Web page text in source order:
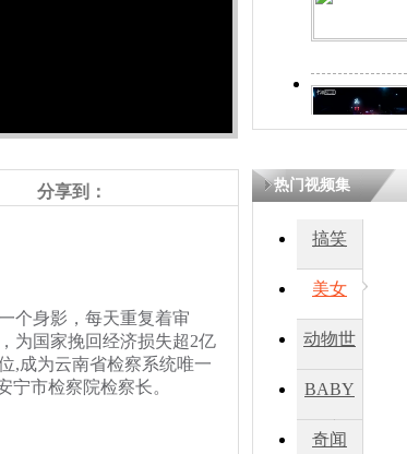
分享到：
个身影，每天重复着审
为国家挽回经济损失超2亿
,成为云南省检察系统唯一
宁市检察院检察长。
热门视频集
搞笑
美女
动物世
BABY
秀
奇闻